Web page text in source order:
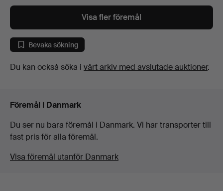
Visa fler föremål
Bevaka sökning
Du kan också söka i vårt arkiv med avslutade auktioner.
Föremål i Danmark
Du ser nu bara föremål i Danmark. Vi har transporter till
fast pris för alla föremål.
Visa föremål utanför Danmark